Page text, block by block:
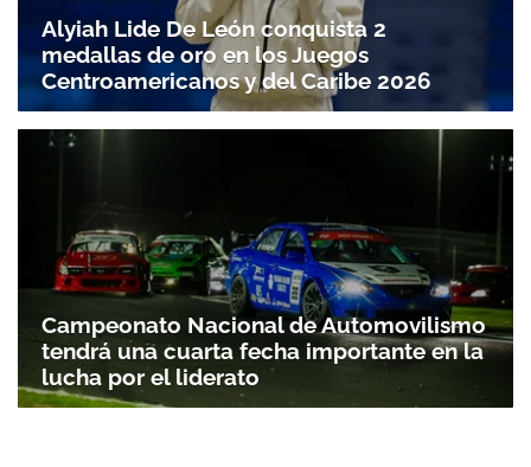
Alyiah Lide De León conquista 2
medallas de oro en los Juegos
Centroamericanos y del Caribe 2026
Campeonato Nacional de Automovilismo
tendrá una cuarta fecha importante en la
lucha por el liderato